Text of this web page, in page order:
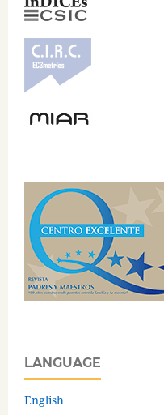
LANGUAGE
English